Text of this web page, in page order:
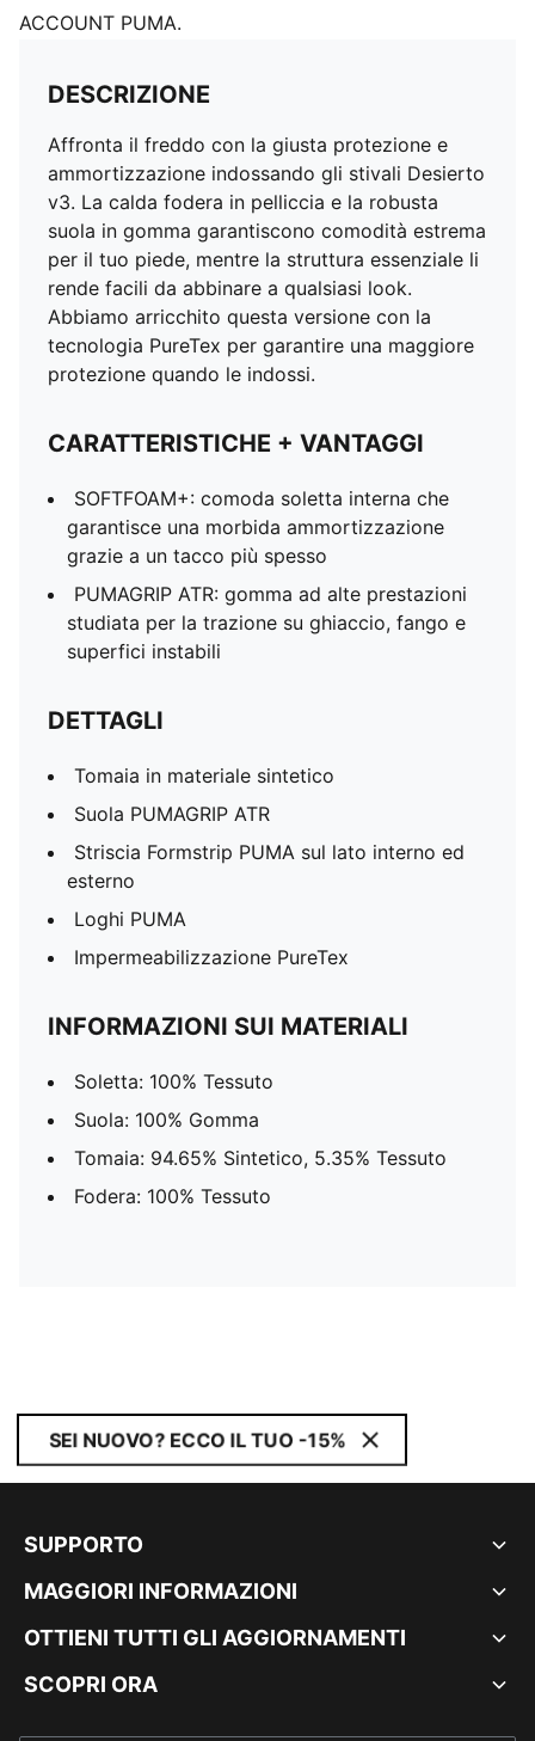
ACCOUNT PUMA.
DESCRIZIONE
Affronta il freddo con la giusta protezione e
ammortizzazione indossando gli stivali Desierto
v3. La calda fodera in pelliccia e la robusta
suola in gomma garantiscono comodità estrema
per il tuo piede, mentre la struttura essenziale li
rende facili da abbinare a qualsiasi look.
Abbiamo arricchito questa versione con la
tecnologia PureTex per garantire una maggiore
protezione quando le indossi.
CARATTERISTICHE + VANTAGGI
SOFTFOAM+: comoda soletta interna che
garantisce una morbida ammortizzazione
grazie a un tacco più spesso
PUMAGRIP ATR: gomma ad alte prestazioni
studiata per la trazione su ghiaccio, fango e
superfici instabili
DETTAGLI
Tomaia in materiale sintetico
Suola PUMAGRIP ATR
Striscia Formstrip PUMA sul lato interno ed
esterno
Loghi PUMA
Impermeabilizzazione PureTex
INFORMAZIONI SUI MATERIALI
Soletta: 100% Tessuto
Suola: 100% Gomma
Tomaia: 94.65% Sintetico, 5.35% Tessuto
Fodera: 100% Tessuto
SEI NUOVO? ECCO IL TUO -15%
SUPPORTO
MAGGIORI INFORMAZIONI
OTTIENI TUTTI GLI AGGIORNAMENTI
SCOPRI ORA